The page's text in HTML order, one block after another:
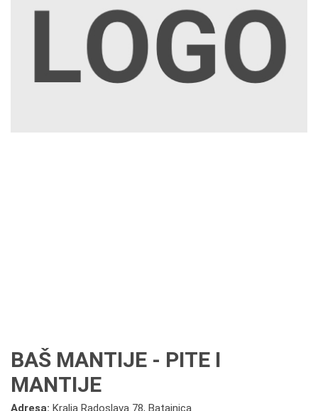
BAŠ MANTIJE - PITE I
MANTIJE
Adresa: Kralja Radoslava 78, Batajnica